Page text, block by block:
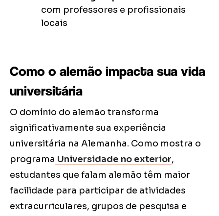
com professores e profissionais
locais
Como o alemão impacta sua vida
universitária
O domínio do alemão transforma
significativamente sua experiência
universitária na Alemanha. Como mostra o
programa Universidade no exterior,
estudantes que falam alemão têm maior
facilidade para participar de atividades
extracurriculares, grupos de pesquisa e